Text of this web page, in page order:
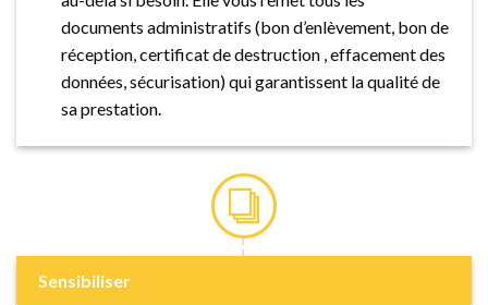
documents administratifs (bon d’enlèvement, bon de
réception, certificat de destruction , effacement des
données, sécurisation) qui garantissent la qualité de
sa prestation.
Sensibiliser